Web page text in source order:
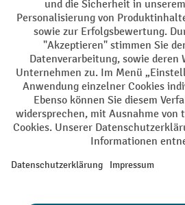
Facebook
YouTube
LinkedIn
Instagram
AGB Impressum
Barrierefreiheit Privacy
Alle Preise exkl. gesetzl. Mehrwertsteuer
Nachnahmegebühren, wenn nicht anders
¹ Der Rabatt gilt so lange der Vorrat